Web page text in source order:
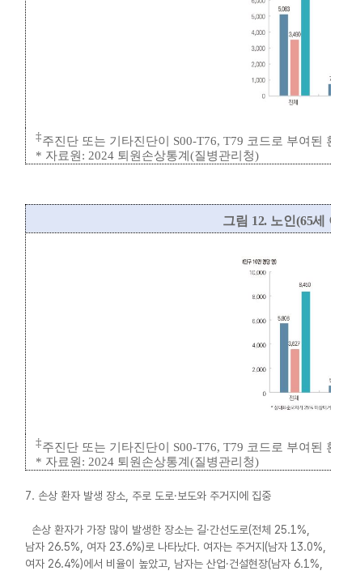
‡주진단 또는 기타진단이 S00-T76, T79 코드로 부여된 환자
* 자료원 : 2024 퇴원손상통계 (질병관리청)
그림 12. 노인(65세 이상
‡주진단 또는 기타진단이 S00-T76, T79 코드로 부여된 환자
* 자료원 : 2024 퇴원손상통계 (질병관리청)
7. 손상 환자 발생 장소, 주로 도로·보도와 주거지에 집중
손상 환자가 가장 많이 발생한 장소는 길·간선도로(전체 25.1%,
남자 26.5%, 여자 23.6%)로 나타났다. 여자는 주거지(남자 13.0%,
여자 26.4%)에서 비율이 높았고, 남자는 산업·건설현장(남자 6.1%,